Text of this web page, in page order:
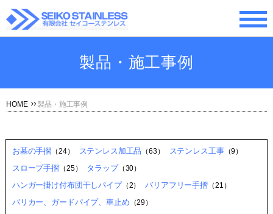
製品・施工事例
HOME 製品・施工事例
お墓の手摺 （24） ステンレス加工品 （63） ステンレス工事（9）
スロープ手摺 （25） タラップ（30）
ハンガー掛け付布団干しパイプ（2） バリアフリー手摺（21）
バリカー、ガードパイプ、車止め （29）